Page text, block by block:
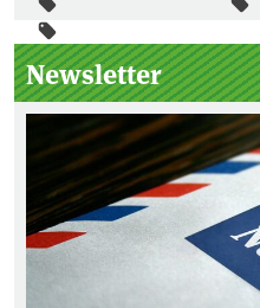
Seitenleiste
Newsletter